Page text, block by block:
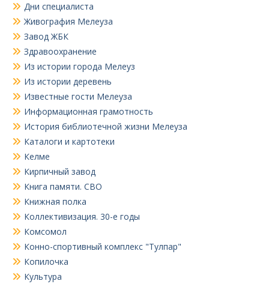
Дни специалиста
Живография Мелеуза
Завод ЖБК
Здравоохранение
Из истории города Мелеуз
Из истории деревень
Известные гости Мелеуза
Информационная грамотность
История библиотечной жизни Мелеуза
Каталоги и картотеки
Келме
Кирпичный завод
Книга памяти. СВО
Книжная полка
Коллективизация. 30-е годы
Комсомол
Конно-спортивный комплекс "Тулпар"
Копилочка
Культура